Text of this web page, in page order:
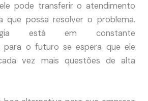
pode transferir o atendimento
que possa resolver o problema.
está em constante
para o futuro se espera que ele
vez mais questões de alta